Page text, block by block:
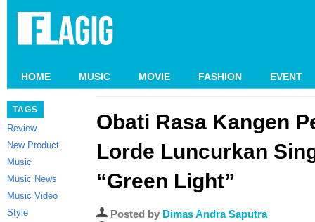
HOME MUSIC MOVIE FASHION EVENT
TAGS
Review
New Product
Music
Music News
Music Video
Style
Obati Rasa Kangen
Lorde Luncurkan
“Green Light”
Posted by Dimas Andra Saputra